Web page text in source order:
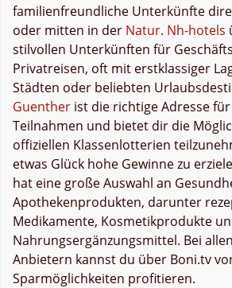
familienfreundliche Unterkünfte
oder mitten in der Natur. Nh-hotels
stilvollen Unterkünften für
Privatreisen, oft mit erstklassiger
Städten oder beliebten
Guenther ist die richtige Adresse
Teilnahmen und bietet dir die
offiziellen Klassenlotterien
etwas Glück hohe Gewinne zu
hat eine große Auswahl an
Apothekenprodukten, darunter
Medikamente, Kosmetikprodukte
Nahrungsergänzungsmittel. Bei
Anbietern kannst du über Boni.tv
Sparmöglichkeiten profitieren.